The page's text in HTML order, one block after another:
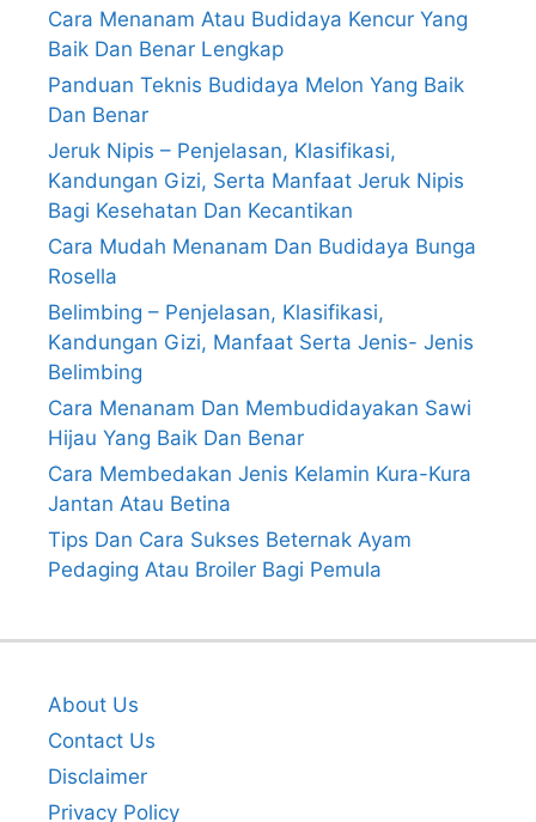
Cara Menanam Atau Budidaya Kencur Yang
Baik Dan Benar Lengkap
Panduan Teknis Budidaya Melon Yang Baik
Dan Benar
Jeruk Nipis – Penjelasan, Klasifikasi,
Kandungan Gizi, Serta Manfaat Jeruk Nipis
Bagi Kesehatan Dan Kecantikan
Cara Mudah Menanam Dan Budidaya Bunga
Rosella
Belimbing – Penjelasan, Klasifikasi,
Kandungan Gizi, Manfaat Serta Jenis- Jenis
Belimbing
Cara Menanam Dan Membudidayakan Sawi
Hijau Yang Baik Dan Benar
Cara Membedakan Jenis Kelamin Kura-Kura
Jantan Atau Betina
Tips Dan Cara Sukses Beternak Ayam
Pedaging Atau Broiler Bagi Pemula
About Us
Contact Us
Disclaimer
Privacy Policy